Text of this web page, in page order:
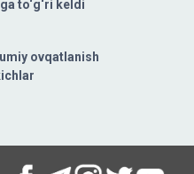
to‘g‘ri keldi
ovqatlanish